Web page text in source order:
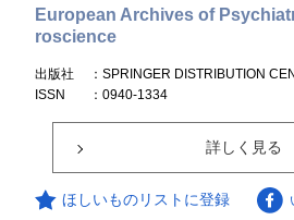
European Archives of
roscience
出版社
：SPRINGER DISTRIBUTION
ISSN
：0940-1334
詳しく見る
ほしいものリストに登録